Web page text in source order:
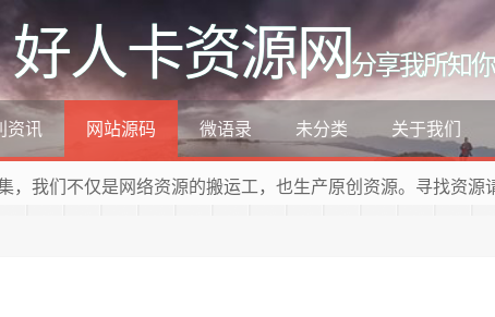
好人卡资源网分享我所知
资讯 网站源码 微语录 未分类 关于我们
，我们不仅是网络资源的搬运工，也生产原创资源。寻找资源